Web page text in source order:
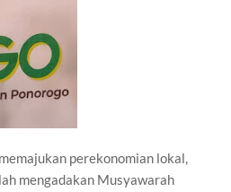
perekonomian lokal,
mengadakan Musyawarah